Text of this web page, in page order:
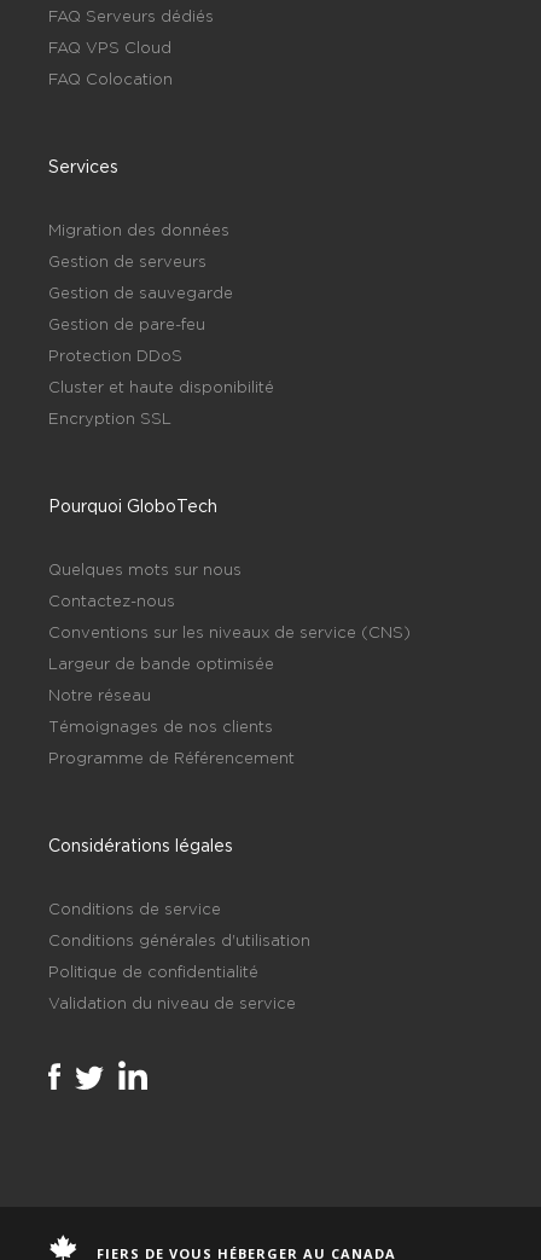
FAQ Serveurs dédiés
FAQ VPS Cloud
FAQ Colocation
Services
Migration des données
Gestion de serveurs
Gestion de sauvegarde
Gestion de pare-feu
Protection DDoS
Cluster et haute disponibilité
Encryption SSL
Pourquoi GloboTech
Quelques mots sur nous
Contactez-nous
Conventions sur les niveaux de service (CNS)
Largeur de bande optimisée
Notre réseau
Témoignages de nos clients
Programme de Référencement
Considérations légales
Conditions de service
Conditions générales d'utilisation
Politique de confidentialité
Validation du niveau de service
FIERS DE VOUS HÉBERGER AU CANADA